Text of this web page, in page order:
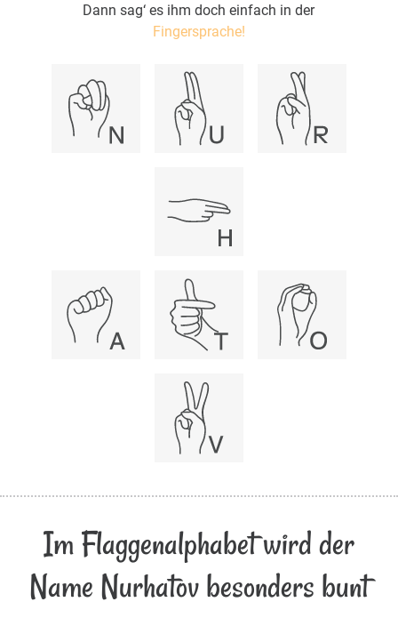
Dann sag‘ es ihm doch einfach in der
Fingersprache!
Im Flaggenalphabet wird der
Name Nurhatov besonders bunt